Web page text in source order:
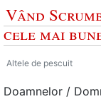
Vând
cele mai
Altele de pescuit
Doamnelor /